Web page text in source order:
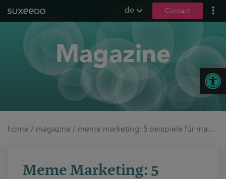
de Contact
what we do
leadgenerierung
content marketing
social media
b2b marketing
ux und conversions
Magazine
home / magazine / meme marketing: 5 beispiele für maximalen fun mit dem minimalen format
Meme Marketing: 5